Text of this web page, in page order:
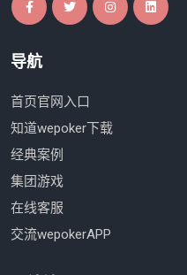
导航
首页官网入口
知道wepoker下载
经典案例
集团游戏
在线客服
交流wepokerAPP